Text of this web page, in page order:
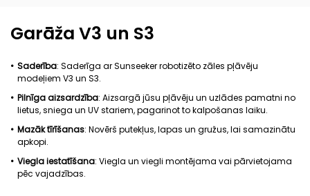
Garāža V3 un S3
Saderība: Saderīga ar Sunseeker robotizēto zāles pļāvēju
modeļiem V3 un S3.
Pilnīga aizsardzība: Aizsargā jūsu pļāvēju un uzlādes pamatni no
lietus, sniega un UV stariem, pagarinot to kalpošanas laiku.
Mazāk tīrīšanas: Novērš putekļus, lapas un gružus, lai samazinātu
apkopi.
Vieglaiestatīšana: Viegla un viegli montējama vai pārvietojama
pēc vajadzības.